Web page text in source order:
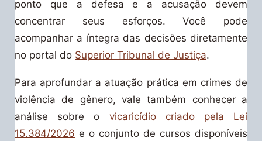
ponto que a defesa e a acusação devem
concentrar seus esforços. Você pode
acompanhar a íntegra das decisões diretamente
no portal do Superior Tribunal de Justiça.
Para aprofundar a atuação prática em crimes de
violência de gênero, vale também conhecer a
análise sobre o vicaricídio criado pela Lei
15.384/2026 e o conjunto de cursos disponíveis